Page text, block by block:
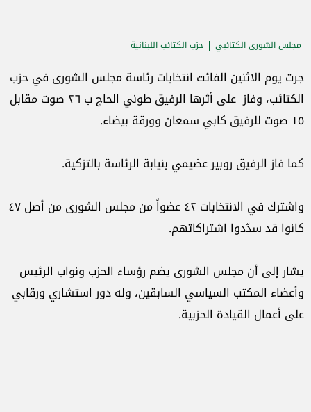
مجلس الشورى الكتائبي حزب الكتائب اللبنانية
جرت يوم الاثنين الفائت انتخابات رئاسة مجلس الشورى في حزب
الكتائب، وفاز على أثرها الرفيق طوني الحاج ب ٢٦ صوت مقابل
١٥ صوت للرفيق كابي سمعان وورقة بيضاء.
كما فاز الرفيق روبير عضيمي بنيابة الرئاسة بالتزكية.
واشترك في الانتخابات ٤٢ عضواً من مجلس الشورى من أصل ٤٧
كانوا قد سدّدوا اشتراكاتهم.
يشار إلى أن مجلس الشورى يضم رؤساء الحزب ونواب الرئيس
وأعضاء المكتب السياسي السابقين، وله دور استشاري ورقابي
على أعمال القيادة الحزبية.